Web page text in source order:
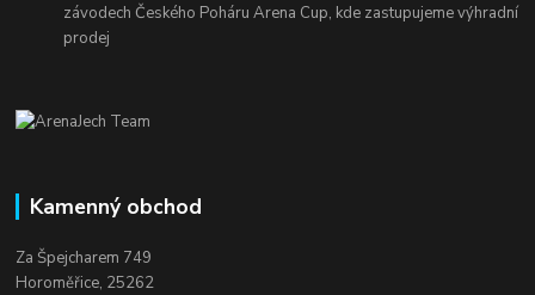
závodech Českého Poháru Arena Cup, kde zastupujeme výhradní
prodej
Kamenný obchod
Za Špejcharem 749
Horoměřice, 25262